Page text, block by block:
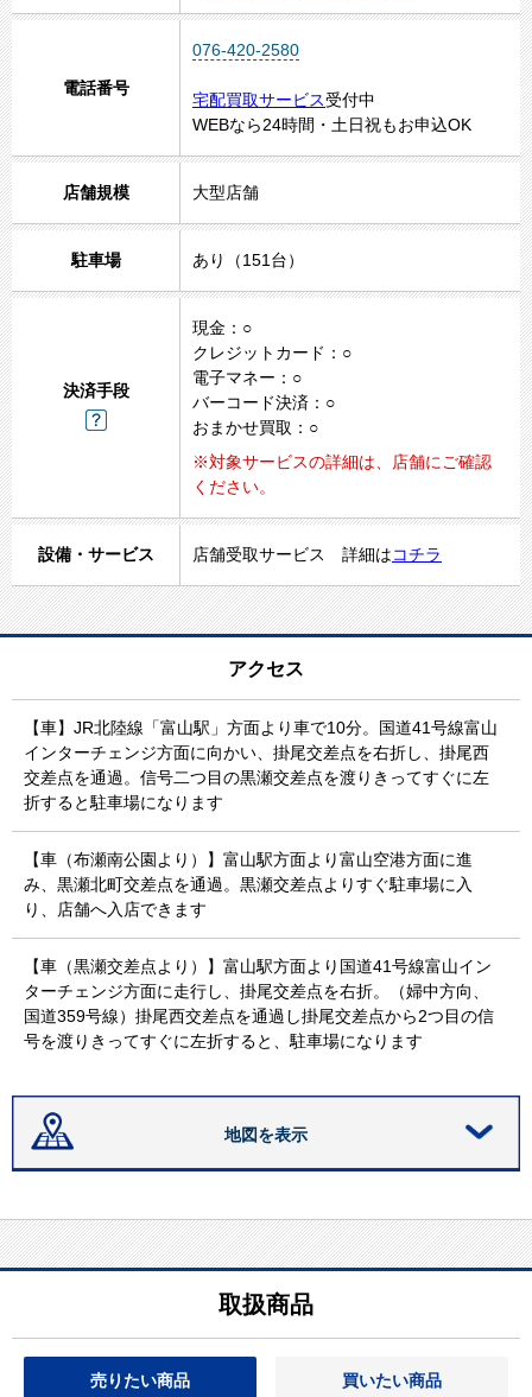
4
電話番号
076-420-2580
宅配買取サービス受付中
WEBなら24時間・土日祝もお申込OK
店舗規模 大型店舗
駐車場 あり（151台）
決済手段
現金：○
クレジットカード：○
電子マネー：○
バーコード決済：○
おまかせ買取：○
※対象サービスの詳細は、店舗にご確認
ください。
設備・サービス 店舗受取サービス 詳細はコチラ
アクセス
【車】JR北陸線「富山駅」方面より車で10分。国道41号線富山
インターチェンジ方面に向かい、掛尾交差点を右折し、掛尾西
交差点を通過。信号二つ目の黒瀬交差点を渡りきってすぐに左
折すると駐車場になります
【車（布瀬南公園より）】富山駅方面より富山空港方面に進
み、黒瀬北町交差点を通過。黒瀬交差点よりすぐ駐車場に入
り、店舗へ入店できます
【車（黒瀬交差点より）】富山駅方面より国道41号線富山イン
ターチェンジ方面に走行し、掛尾交差点を右折。（婦中方向、
国道359号線）掛尾西交差点を通過し掛尾交差点から2つ目の信
号を渡りきってすぐに左折すると、駐車場になります
地図を表示
取扱商品
売りたい商品 買いたい商品